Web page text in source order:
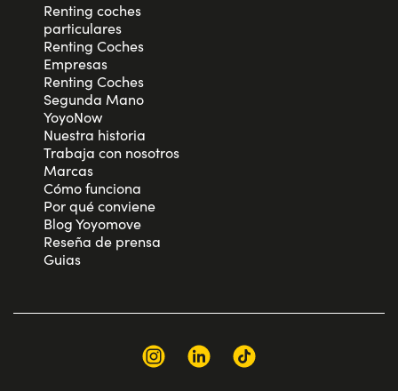
Renting coches
particulares
Renting Coches
Empresas
Renting Coches
Segunda Mano
YoyoNow
Nuestra historia
Trabaja con nosotros
Marcas
Cómo funciona
Por qué conviene
Blog Yoyomove
Reseña de prensa
Guias